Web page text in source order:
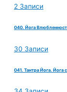
2 Записи
040. Йога
30 Записи
041. Тантра Йога. Йога